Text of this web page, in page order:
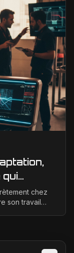
qui
chez
son travail